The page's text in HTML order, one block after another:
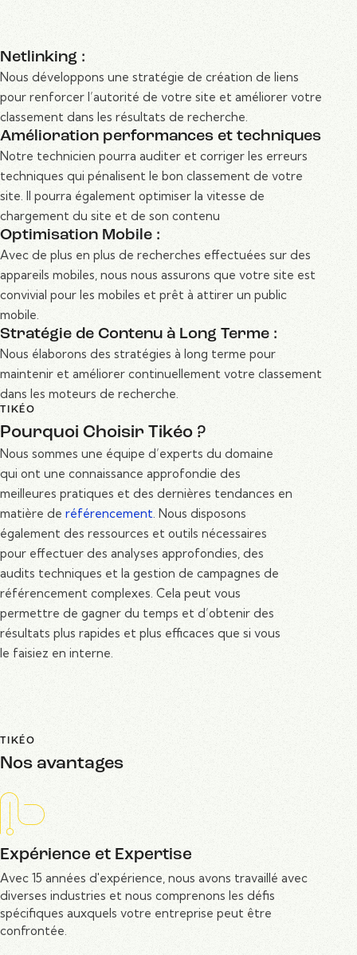
Netlinking :
Nous développons une stratégie de création de liens
pour renforcer l’autorité de votre site et améliorer votre
classement dans les résultats de recherche.
Amélioration performances et techniques
Notre technicien pourra auditer et corriger les erreurs
techniques qui pénalisent le bon classement de votre
site. Il pourra également optimiser la vitesse de
chargement du site et de son contenu
Optimisation Mobile :
Avec de plus en plus de recherches effectuées sur des
appareils mobiles, nous nous assurons que votre site est
convivial pour les mobiles et prêt à attirer un public
mobile.
Stratégie de Contenu à Long Terme :
Nous élaborons des stratégies à long terme pour
maintenir et améliorer continuellement votre classement
dans les moteurs de recherche.
TIKÉO
Pourquoi Choisir Tikéo ?
Nous sommes une équipe d’experts du domaine
qui ont une connaissance approfondie des
meilleures pratiques et des dernières tendances en
matière de référencement. Nous disposons
également des ressources et outils nécessaires
pour effectuer des analyses approfondies, des
audits techniques et la gestion de campagnes de
référencement complexes. Cela peut vous
permettre de gagner du temps et d’obtenir des
résultats plus rapides et plus efficaces que si vous
le faisiez en interne.
TIKÉO
Nos avantages
Expérience et Expertise
Avec 15 années d'expérience, nous avons travaillé avec
diverses industries et nous comprenons les défis
spécifiques auxquels votre entreprise peut être
confrontée.